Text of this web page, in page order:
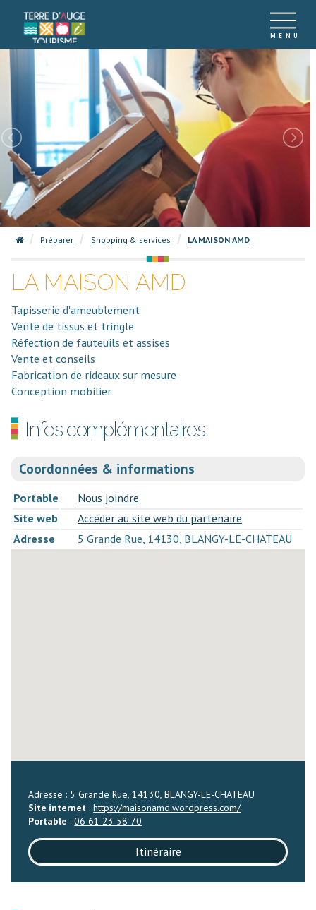
Préparer Shopping & services LA MAISON AMD
LA MAISON AMD
Tapisserie d'ameublement
Vente de tissus et tringle
Réfection de fauteuils et assises
Vente et conseils
Fabrication de rideaux sur mesure
Conception mobilier
Infos complémentaires
Coordonnées & informations
Portable
Nous joindre
Site web
Accéder au site web du partenaire
Adresse
5 Grande Rue, 14130, BLANGY-LE-CHATEAU
Adresse : 5 Grande Rue, 14130, BLANGY-LE-CHATEAU
Site internet :https://maisonamd.wordpress.com/
Portable :06 61 23 58 70
Itinéraire